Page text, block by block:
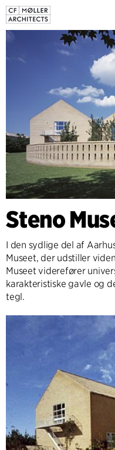
Steno
I den sydlige del af
Museet, der udstiller
Museet viderefører
karakteristiske gavle og
tegl.